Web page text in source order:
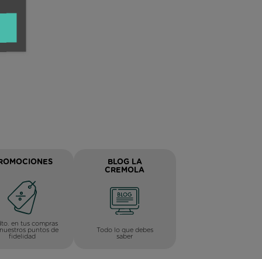
en tus compras
puntos de
fidelidad
BLOG LA
CREMOLA
Todo lo que debes
saber